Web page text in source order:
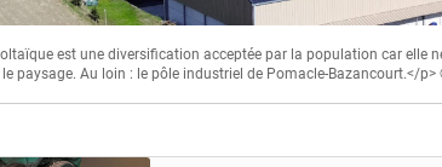
est une diversification acceptée par la population car elle
paysage. Au loin : le pôle industriel de Pomacle-Bazancourt.</p>